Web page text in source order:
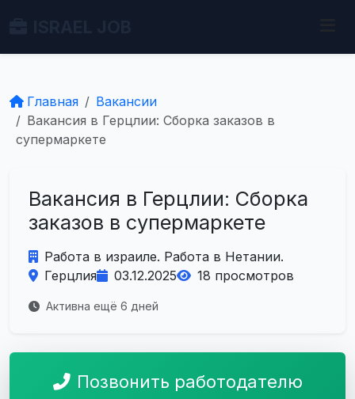
Главная
Вакансии
Вакансия в Герцлии: Сборка заказов в
супермаркете
Вакансия в Герцлии: Сборка
заказов в супермаркете
Работа в израиле. Работа в Нетании.
Герцлия
03.12.2025 18 просмотров
Активна ещё 6 дней
Позвонить работодателю